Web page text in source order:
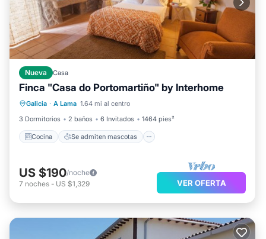
Nueva Casa
Finca "Casa do Portomartiño" by Interhome
Galicia · A Lama 1.64 mi al centro
3 Dormitorios
2 baños 6 Invitados 1464 pies²
Cocina Se admiten mascotas
Cocina
Se admiten mascotas
Apto para niños
US $190/noche
7 noches - US $1,329 VER OFERTA